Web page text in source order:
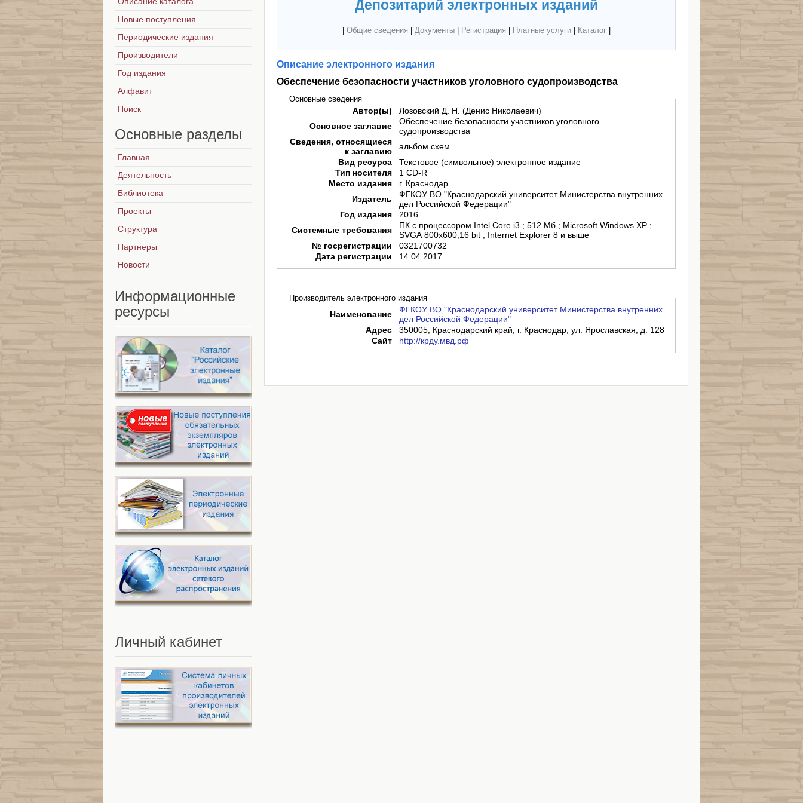
Депозитарий электронных изданий
Общие сведения Документы| Регистрация Платные услуги| Каталог|
Описание электронного издания
Обеспечение безопасности участников уголовного судопроизводства
Основные сведения
Автор(ы)
Лозовский Д. Н. (Денис Николаевич)
Основное заглавие
Обеспечение безопасности участников уголовного
судопроизводства
Сведения, относящиеся
к заглавию
альбом схем
Вид ресурса
Текстовое (символьное) электронное издание
Тип носителя
1 CD-R
Место издания
г. Краснодар
Издатель
ФГКОУ ВО "Краснодарский университет Министерства внутренних
дел Российской Федерации"
Год издания
2016
Системные требования
ПК с процессором Intel Core i3 ; 512 Mб ; Microsoft Windows XP ;
SVGA 800x600,16 bit ; Internet Explorer 8 и выше
№ госрегистрации
0321700732
Дата регистрации
14.04.2017
Производитель электронного издания
Наименование
ФГКОУ ВО "Краснодарский университет Министерства внутренних
дел Российской Федерации"
Адрес
350005; Краснодарский край, г. Краснодар, ул. Ярославская, д. 128
Сайт
http://крду.мвд.рф
Новые поступления
Периодические издания
Производители
Год издания
Алфавит
Поиск
Основные разделы
Главная
Деятельность
Библиотека
Проекты
Структура
Партнеры
Новости
Информационные
ресурсы
Личный кабинет